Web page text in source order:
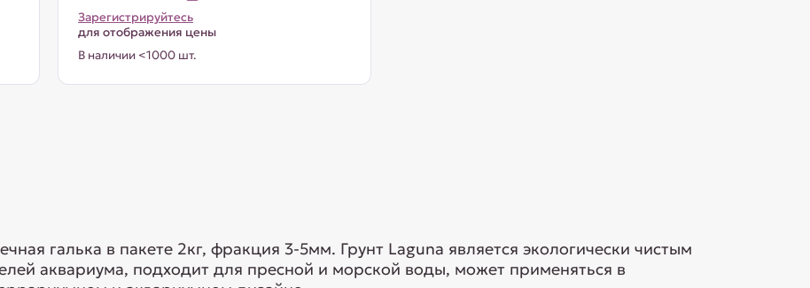
Зарегистрируйтесь
для отображения цены
В наличии <1000 шт.
галька в пакете 2кг, фракция 3-5мм. Грунт Laguna является экологически чистым
аквариума, подходит для пресной и морской воды, может применяться в